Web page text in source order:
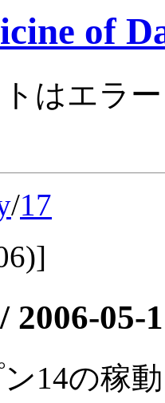
of
はエラ
/17
/ 2006-05-
14の稼